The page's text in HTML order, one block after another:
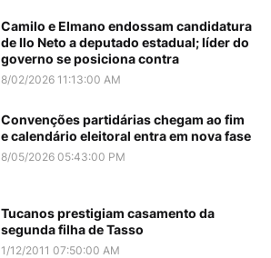
Camilo e Elmano endossam candidatura
de Ilo Neto a deputado estadual; líder do
governo se posiciona contra
8/02/2026 11:13:00 AM
Convenções partidárias chegam ao fim
e calendário eleitoral entra em nova fase
8/05/2026 05:43:00 PM
Tucanos prestigiam casamento da
segunda filha de Tasso
1/12/2011 07:50:00 AM